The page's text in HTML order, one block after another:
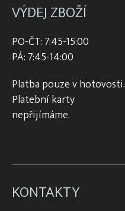
VÝDEJ ZBOŽÍ
PO-ČT: 7:45-15:00
PÁ: 7:45-14:00
Platba pouze v hotovosti.
Platební karty
nepřijímáme.
KONTAKTY